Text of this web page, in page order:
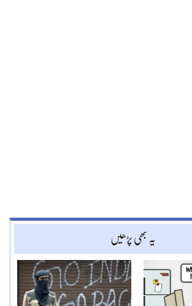
یہ بھی پڑھیں